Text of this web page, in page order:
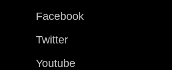
Facebook
Twitter
Youtube